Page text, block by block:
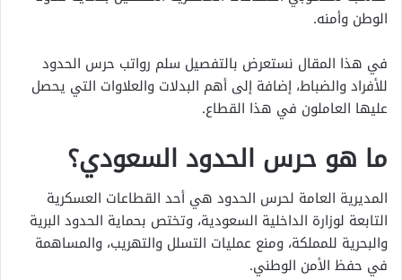
الوطن وأمنه.
في هذا المقال نستعرض بالتفصيل سلم رواتب حرس الحدود
للأفراد والضباط، إضافة إلى أهم البدلات والعلاوات التي يحصل
عليها العاملون في هذا القطاع.
ما هو حرس الحدود السعودي؟
المديرية العامة لحرس الحدود هي أحد القطاعات العسكرية
التابعة لوزارة الداخلية السعودية، وتختص بحماية الحدود البرية
والبحرية للمملكة، ومنع عمليات التسلل والتهريب، والمساهمة
في حفظ الأمن الوطني.